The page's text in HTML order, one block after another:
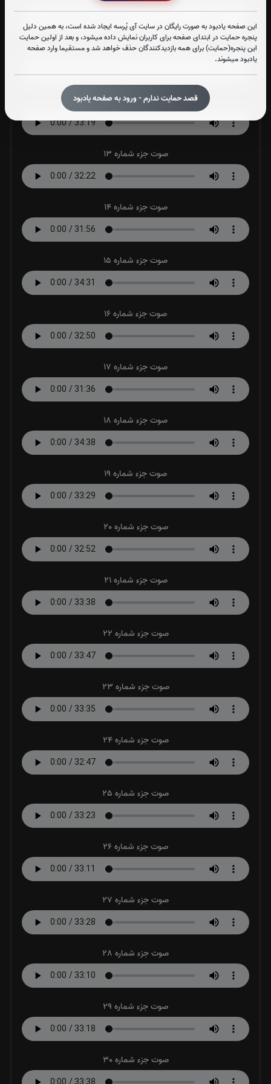
این صفحه یادبود به صورت رایگان در سایت آی پُرسه ایجاد شده است، به همین دلیل
پنجره حمایت در ابتدای صفحه برای کاربران نمایش داده میشود، و بعد از اولین حمایت
این پنجره(حمایت) برای همه بازدیدکنندگان حذف خواهد شد و مستقیما وارد صفحه
یادبود میشوند.
قصد حمایت ندارم - ورود به صفحه یادبود
صوت جزء شماره 11
صوت جزء شماره 12
صوت جزء شماره 13
صوت جزء شماره 14
صوت جزء شماره 15
صوت جزء شماره 16
صوت جزء شماره 17
صوت جزء شماره 18
صوت جزء شماره 19
صوت جزء شماره 20
صوت جزء شماره 21
صوت جزء شماره 22
صوت جزء شماره 23
صوت جزء شماره 24
صوت جزء شماره 25
صوت جزء شماره 26
صوت جزء شماره 27
صوت جزء شماره 28
صوت جزء شماره 29
صوت جزء شماره 30